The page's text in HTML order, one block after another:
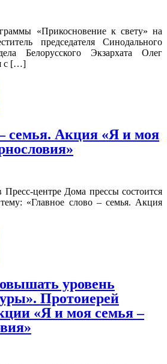
«Прикосновение к свету» на
председателя Синодального
Белорусского Экзархата Олег
с […]
семья. Акция «Я и моя
Пресс-центре Дома прессы состоится
«Главное слово – семья. Акция
уровень
Протоиерей
«Я и моя семья –